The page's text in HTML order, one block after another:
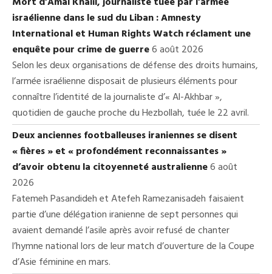
israélienne dans le sud du Liban : Amnesty
International et Human Rights Watch réclament une
enquête pour crime de guerre6 août 2026
Selon les deux organisations de défense des droits humains,
l’armée israélienne disposait de plusieurs éléments pour
connaître l’identité de la journaliste d’« Al-Akhbar »,
quotidien de gauche proche du Hezbollah, tuée le 22 avril.
Deux anciennes footballeuses iraniennes se disent
« fières » et « profondément reconnaissantes »
d’avoir obtenu la citoyenneté australienne6 août
2026
Fatemeh Pasandideh et Atefeh Ramezanisadeh faisaient
partie d’une délégation iranienne de sept personnes qui
avaient demandé l’asile après avoir refusé de chanter
l’hymne national lors de leur match d’ouverture de la Coupe
d’Asie féminine en mars.